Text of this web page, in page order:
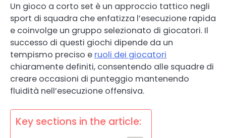
Un gioco a corto set è un approccio tattico negli
sport di squadra che enfatizza l’esecuzione rapida
e coinvolge un gruppo selezionato di giocatori. Il
successo di questi giochi dipende da un
tempismo preciso e ruoli dei giocatori
chiaramente definiti, consentendo alle squadre di
creare occasioni di punteggio mantenendo
fluidità nell’esecuzione offensiva.
Key sections in the article: